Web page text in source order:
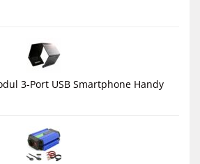
3-Port USB Smartphone Handy